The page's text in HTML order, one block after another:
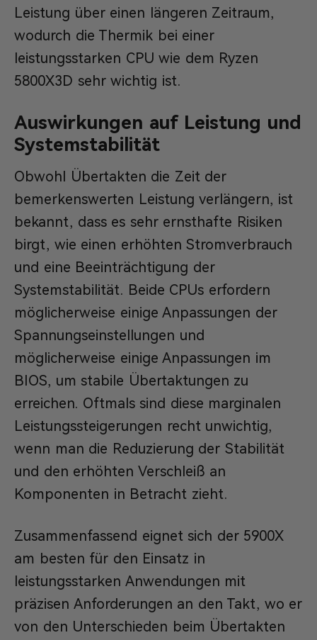
Leistung über einen längeren Zeitraum,
wodurch die Thermik bei einer
leistungsstarken CPU wie dem Ryzen
5800X3D sehr wichtig ist.
Auswirkungen auf Leistung und
Systemstabilität
Obwohl Übertakten die Zeit der
bemerkenswerten Leistung verlängern, ist
bekannt, dass es sehr ernsthafte Risiken
birgt, wie einen erhöhten Stromverbrauch
und eine Beeinträchtigung der
Systemstabilität. Beide CPUs erfordern
möglicherweise einige Anpassungen der
Spannungseinstellungen und
möglicherweise einige Anpassungen im
BIOS, um stabile Übertaktungen zu
erreichen. Oftmals sind diese marginalen
Leistungssteigerungen recht unwichtig,
wenn man die Reduzierung der Stabilität
und den erhöhten Verschleiß an
Komponenten in Betracht zieht.
Zusammenfassend eignet sich der 5900X
am besten für den Einsatz in
leistungsstarken Anwendungen mit
präzisen Anforderungen an den Takt, wo er
von den Unterschieden beim Übertakten